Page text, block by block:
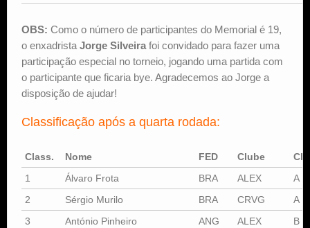
OBS: Como o número de participantes do Memorial é 19,
o enxadristaJorge Silveirafoi convidado para fazer uma
participação especial no torneio, jogando uma partida com
o participante que ficaria bye. Agradecemos ao Jorge a
disposição de ajudar!
Classificação após a quarta rodada:
Class. Nome FED Clube
1
Álvaro Frota BRA ALEX
A
2
Sérgio Murilo BRA CRVG
A
3
António Pinheiro ANG ALEX
B